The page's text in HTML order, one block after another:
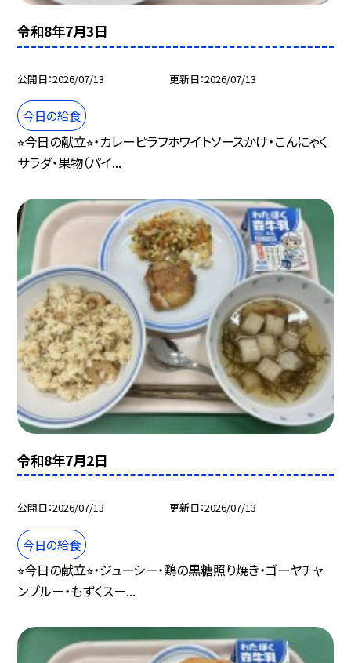
令和8年7月3日
公開日 2026/07/13 更新日 2026/07/13
今日の給食
⭐︎今日の献立⭐︎・カレーピラフホワイトソースかけ・こんにゃく
サラダ・果物（パイ...
令和8年7月2日
公開日 2026/07/13 更新日 2026/07/13
今日の給食
⭐︎今日の献立⭐︎・ジューシー・鶏の黒糖照り焼き・ゴーヤチャ
ンプルー・もずくスー...